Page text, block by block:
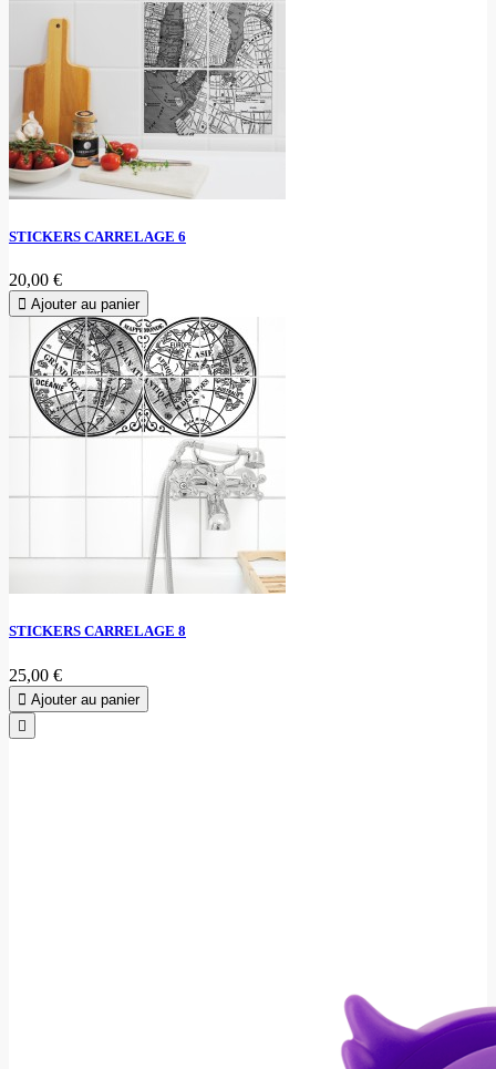
STICKERS CARRELAGE 6
20,00 €
Ajouter au panier
STICKERS CARRELAGE 8
25,00 €
Ajouter au panier
